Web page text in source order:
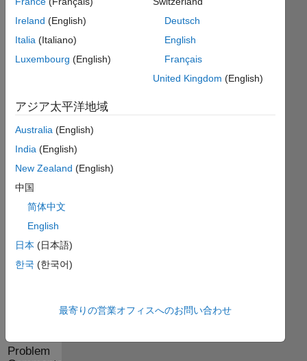
radius(r)
and
Solution
Stats
Solutions
192
Solvers
Last
Solution
Problem
Ireland (English)
Italia (Italiano)
Luxembourg (English)
Deutsch
English
Français
United Kingdom (English)
アジア太平洋地域
Australia (English)
India (English)
New Zealand (English)
中国
简体中文
English
日本 (日本語)
한국 (한국어)
最寄りの営業オフィスへのお問い合わせ